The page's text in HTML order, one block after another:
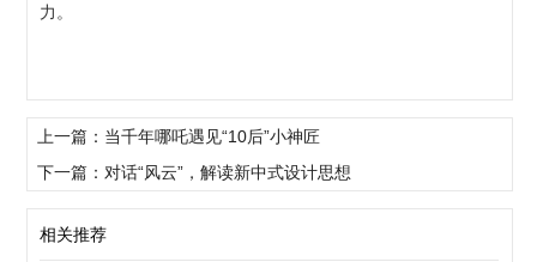
力。
上一篇：当千年哪吒遇见“10后”小神匠
下一篇：对话“风云”，解读新中式设计思想
相关推荐